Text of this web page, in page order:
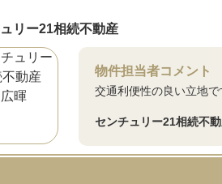
リー21相続不動産
物件担当者コメント
交通利便性の良い立地
センチュリー21相続